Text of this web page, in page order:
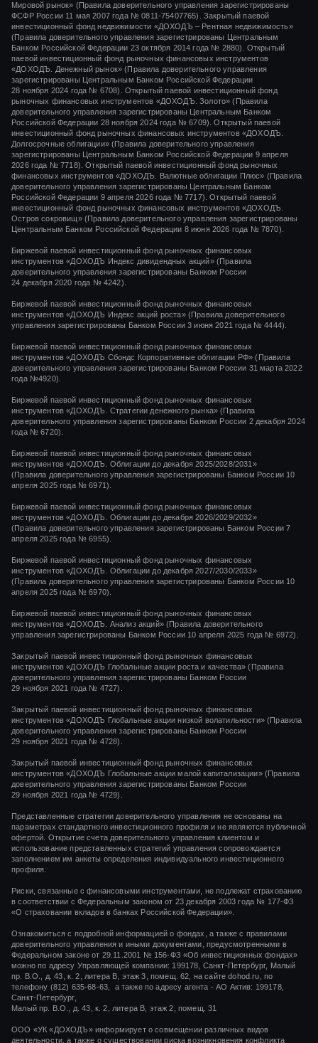
Мировой рынок» (Правила доверительного управления зарегистрированы
ФСФР России 11 мая 2007 года № 0811-75407765). Закрытый паевой
инвестиционный фонд недвижимости «ДОХОДЪ – Рентная недвижимость»
(Правила доверительного управления зарегистрированы Центральным
Банком Российской Федерации 23 октября 2014 года № 2880). Открытый
паевой инвестиционный фонд рыночных финансовых инструментов
«ДОХОДЪ. Денежный рынок» (Правила доверительного управления
зарегистрированы Центральным Банком Российской Федерации
28 ноября 2024 года № 6708). Открытый паевой инвестиционный фонд
рыночных финансовых инструментов «ДОХОДЪ. Золото» (Правила
доверительного управления зарегистрированы Центральным Банком
Российской Федерации 28 ноября 2024 года№ 6709). Открытый паевой
инвестиционный фонд рыночных финансовых инструментов «ДОХОДЪ.
Долгосрочные облигации» (Правила доверительного управления
зарегистрированы Центральным Банком Российской Федерации 9 апреля
2026 года № 7718). Открытый паевой инвестиционный фонд рыночных
финансовых инструментов «ДОХОДЪ. Валютные облигации Плюс» (Правила
доверительного управления зарегистрированы Центральным Банком
Российской Федерации 9 апреля 2026 года № 7717). Открытый паевой
инвестиционный фонд рыночных финансовых инструментов «ДОХОДЪ.
Остров сокровищ» (Правила доверительного управления зарегистрированы
Центральным Банком Российской Федерации 8 июня 2026 года № 7870).
Биржевой паевой инвестиционный фонд рыночных финансовых
инструментов«ДОХОДЪ Индекс дивидендных акций»(Правила
доверительного управления зарегистрированы Банком России
24 декабря 2020 года № 4242).
Биржевой паевой инвестиционный фонд рыночных финансовых
инструментов«ДОХОДЪ Индекс акций роста»(Правила доверительного
управления зарегистрированы Банком России3 июня 2021 года № 4444).
Биржевой паевой инвестиционный фонд рыночных финансовых
инструментов «ДОХОДЪ Сбондс Корпоративные облигации РФ» (Правила
доверительного управления зарегистрированы Банком России 31 марта 2022
года №4920).
Биржевой паевой инвестиционный фонд рыночных финансовых
инструментов «ДОХОДЪ. Стратегии денежного рынка» (Правила
доверительного управления зарегистрированы Банком России 2 декабря 2024
года № 6720).
Биржевой паевой инвестиционный фонд рыночных финансовых
инструментов «ДОХОДЪ. Облигации до декабря 2025/2028/2031»
(Правила доверительного управления зарегистрированы Банком России 10
апреля 2025 года № 6971).
Биржевой паевой инвестиционный фонд рыночных финансовых
инструментов «ДОХОДЪ. Облигации до декабря 2026/2029/2032»
(Правила доверительного управления зарегистрированы Банком России 7
апреля 2025 года № 6955).
Биржевой паевой инвестиционный фонд рыночных финансовых
инструментов «ДОХОДЪ. Облигации до декабря 2027/2030/2033»
(Правила доверительного управления зарегистрированы Банком России 10
апреля 2025 года № 6970).
Биржевой паевой инвестиционный фонд рыночных финансовых
инструментов «ДОХОДЪ. Анализ акций» (Правила доверительного
управления зарегистрированы Банком России 10 апреля 2025 года № 6972).
Закрытый паевой инвестиционный фонд рыночных финансовых
инструментов«ДОХОДЪ Глобальные акции роста и качества» (Правила
доверительного управления зарегистрированы Банком России
29 ноября 2021 года № 4727).
Закрытый паевой инвестиционный фонд рыночных финансовых
инструментов«ДОХОДЪ Глобальные акции низкой волатильности»(Правила
доверительного управления зарегистрированы Банком России
29 ноября 2021 года № 4728).
Закрытый паевой инвестиционный фонд рыночных финансовых
инструментов«ДОХОДЪ Глобальные акции малой капитализации»(Правила
доверительного управления зарегистрированы Банком России
29 ноября 2021 года № 4729).
Представленные стратегии доверительного управления не основаны на
параметрах стандартного инвестиционного профиля и не являются публичной
офертой. Открытие счета доверительного управления клиентом и
использование представленных стратегий управления сопровождается
заполнением им анкеты определения индивидуального инвестиционного
профиля.
Риски, связанные с финансовыми инструментами, не подлежат страхованию
в соответствии с Федеральным законом от 23 декабря 2003 года № 177-ФЗ
«О страховании вкладов в банках Российской Федерации».
Ознакомиться с подробной информацией о фондах, а также с правилами
доверительного управления и иными документами, предусмотренными в
Федеральном законе от 29.11.2001 № 156-ФЗ «Об инвестиционных фондах»
можно по адресу Управляющей компании: 199178, Санкт-Петербург, Малый
пр. В.О., д. 43, к. 2, литера В, этаж 3, помещ. 62, на сайте dohod.ru, по
телефону (812) 635-68-63, а также по адресу агента - АО Актив: 199178,
Санкт-Петербург,
Малый пр. В.О., д. 43, к. 2, литера В, этаж 2, помещ. 31
ООО «УК «ДОХОДЪ» информирует о совмещении различных видов
деятельности, а также о существовании риска возникновения конфликта